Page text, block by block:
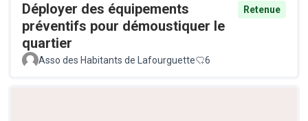
Déployer des équipements
préventifs pour démoustiquer le
quartier
Retenue
Asso des Habitants de Lafourguette 6